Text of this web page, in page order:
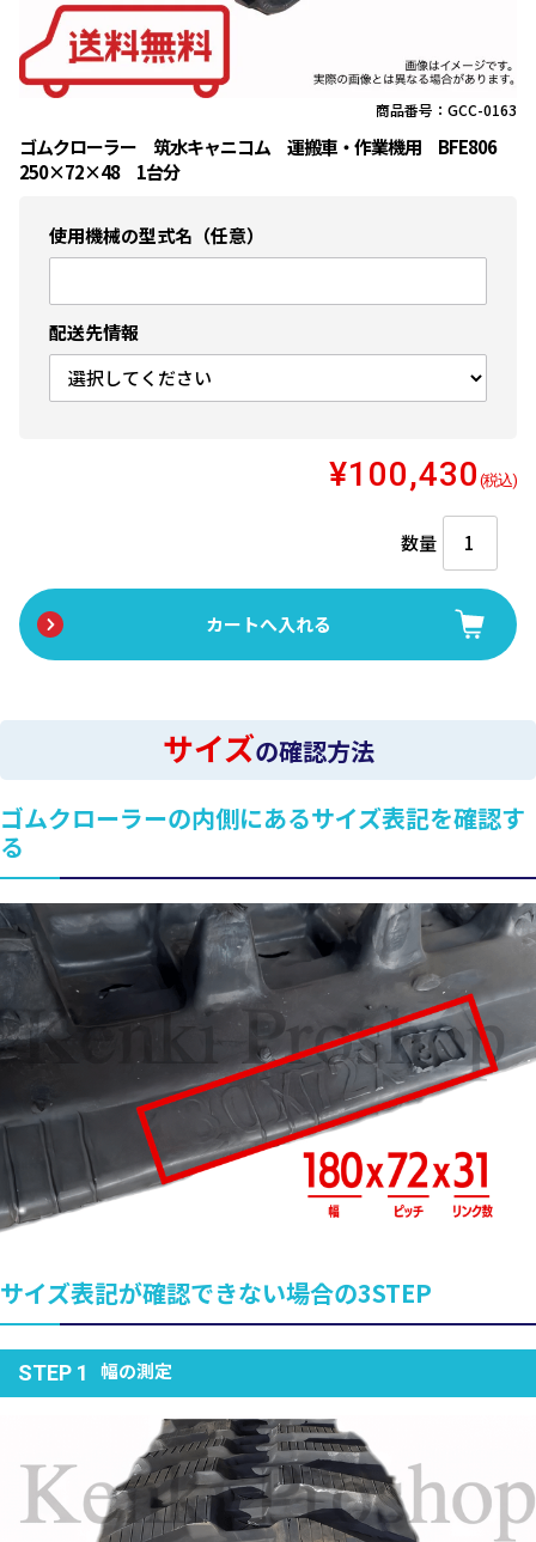
商品番号：GCC-0163
ゴムクローラー 筑水キャニコム 運搬車・作業機用 BFE806
250×72×48 1台分
使用機械の型式名（任意）
配送先情報
¥100,430 (税込)
数量
サイズの確認方法
ゴムクローラーの内側にあるサイズ表記を確認す
る
サイズ表記が確認できない場合の3STEP
STEP 1 幅の測定